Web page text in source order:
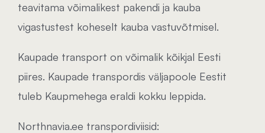
teavitama võimalikest pakendi ja kauba
vigastustest koheselt kauba vastuvõtmisel.
Kaupade transport on võimalik kõikjal Eesti
piires. Kaupade transpordis väljapoole Eestit
tuleb Kaupmehega eraldi kokku leppida.
Northnavia.ee transpordiviisid: